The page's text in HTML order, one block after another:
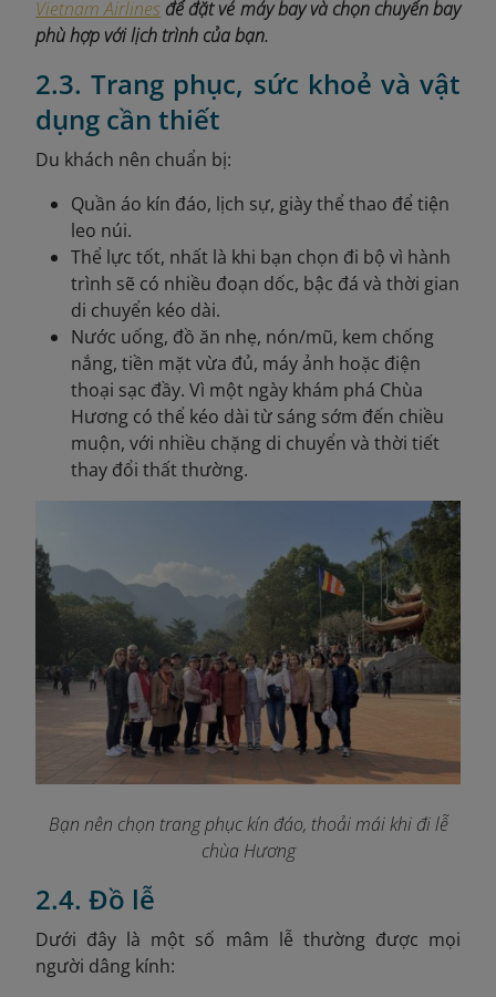
Vietnam Airlines để đặt vé máy bay và chọn chuyến bay
phù hợp với lịch trình của bạn.
2.3. Trang phục, sức khoẻ và vật
dụng cần thiết
Du khách nên chuẩn bị:
Quần áo kín đáo, lịch sự, giày thể thao để tiện
leo núi.
Thể lực tốt, nhất là khi bạn chọn đi bộ vì hành
trình sẽ có nhiều đoạn dốc, bậc đá và thời gian
di chuyển kéo dài.
Nước uống, đồ ăn nhẹ, nón/mũ, kem chống
nắng, tiền mặt vừa đủ, máy ảnh hoặc điện
thoại sạc đầy. Vì một ngày khám phá Chùa
Hương có thể kéo dài từ sáng sớm đến chiều
muộn, với nhiều chặng di chuyển và thời tiết
thay đổi thất thường.
Bạn nên chọn trang phục kín đáo, thoải mái khi đi lễ
chùa Hương
2.4. Đồ lễ
Dưới đây là một số mâm lễ thường được mọi
người dâng kính: